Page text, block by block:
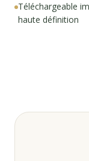
Téléchargeable
haute définition